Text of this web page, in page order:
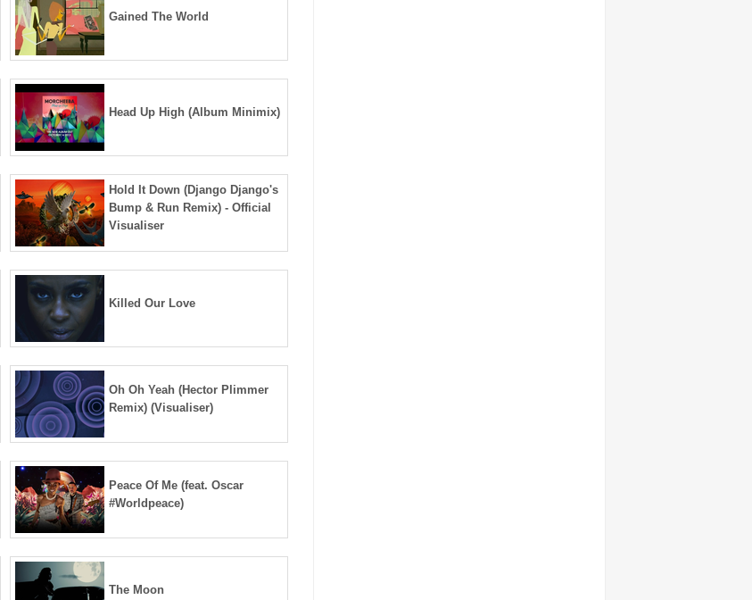
Gained The World
Head Up High (Album Minimix)
Hold It Down (Django Django's
Bump & Run Remix) - Official
Visualiser
Killed Our Love
Oh Oh Yeah (Hector Plimmer
Remix) (Visualiser)
Peace Of Me (feat. Oscar
#Worldpeace)
The Moon